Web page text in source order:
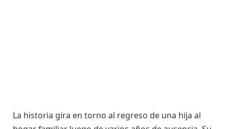
La historia gira en torno al regreso de una hija al